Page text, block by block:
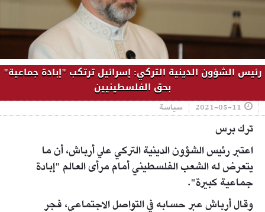
رئيس الشؤون الدينية التركي: إسرائيل ترتكب "إبادة جماعية"
بحق الفلسطينيين
2021-05-11 سياسة
ترك برس
اعتبر رئيس الشؤون الدينية التركي علي أرباش، أن ما
يتعرض له الشعب الفلسطيني أمام مرأى العالم "إبادة
جماعية كبيرة".
وقال أرباش عبر حسابه في التواصل الاجتماعي، فجر